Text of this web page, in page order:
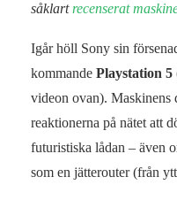
såklart recenserat
Igår höll Sony sin
kommande Playstation 5
videon ovan). Maskinens
reaktionerna på nätet att
futuristiska lådan – även
som en jätterouter (från